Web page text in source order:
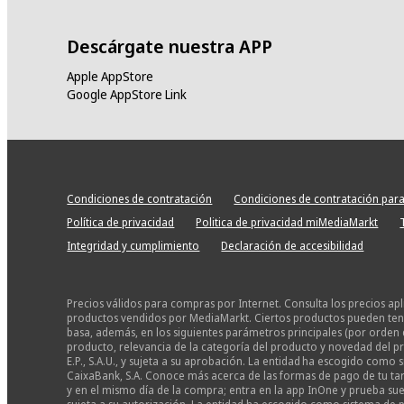
Descárgate nuestra APP
Apple AppStore
Google AppStore Link
Condiciones de contratación Condiciones de contratación
Política de privacidad
Politica de privacidad miMediaMarkt
Integridad y cumplimiento
Declaración de accesibilidad
Precios válidos para compras por Internet. Consulta los precios
productos vendidos por MediaMarkt. Ciertos productos pueden
basa, además, en los siguientes parámetros principales (por
producto, relevancia de la categoría del producto y novedad del
E.P., S.A.U., y sujeta a su aprobación. La entidad ha escogido
CaixaBank, S.A. Conoce más acerca de las formas de pago de tu
y en el mismo día de la compra; entra en la app InOne y prueba